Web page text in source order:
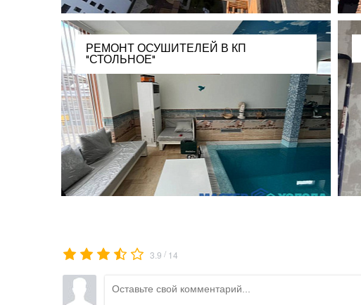
РЕМОНТ ОСУШИТЕЛЕЙ В КП
"СТОЛЬНОЕ"
3.9 / 14